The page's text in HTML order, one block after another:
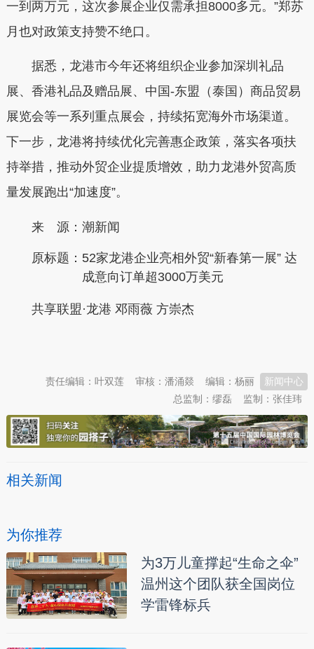
一到两万元，这次参展企业仅需承担8000多元。”郑苏
月也对政策支持赞不绝口。
据悉，龙港市今年还将组织企业参加深圳礼品
展、香港礼品及赠品展、中国-东盟（泰国）商品贸易
展览会等一系列重点展会，持续拓宽海外市场渠道。
下一步，龙港将持续优化完善惠企政策，落实各项扶
持举措，推动外贸企业提质增效，助力龙港外贸高质
量发展跑出“加速度”。
来 源：潮新闻
原标题： 52家龙港企业亮相外贸“新春第一展” 达
成意向订单超3000万美元
共享联盟·龙港 邓雨薇 方崇杰
新闻中心
编辑：杨丽
审核：潘涌燚
责任编辑：叶双莲
监制：张佳玮
总监制：缪磊
相关新闻
为你推荐
为3万儿童撑起“生命之伞”
温州这个团队获全国岗位
学雷锋标兵